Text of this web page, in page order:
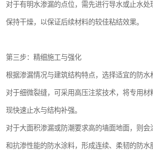
对于有明水渗漏的点位，需先进行导水或止水处
保持干燥，以保证后续材料的较佳粘结效果。
第三步：精细施工与强化
根据渗漏情况与建筑结构特点，选择适宜的防水
对于细微裂缝，可采用高压注浆技术，将专用材
现快速止水与结构补强。
对于大面积渗漏或防潮要求高的墙面地面，则会
和抗渗性能的防水涂料，形成连续、柔韧的防水